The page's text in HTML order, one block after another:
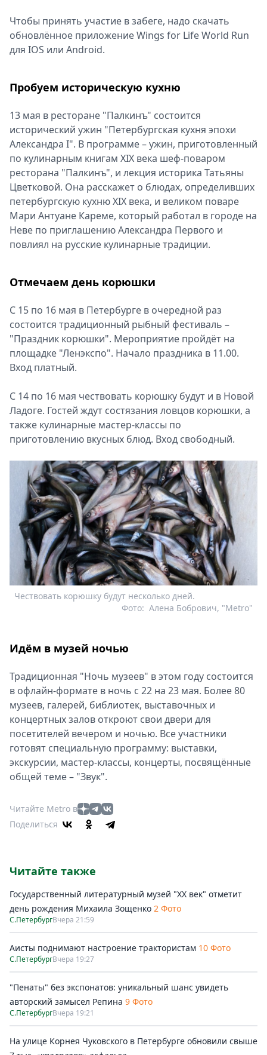
Чтобы принять участие в забеге, надо скачать
обновлённое приложение Wings for Life World Run
для IOS или Android.
Пробуем историческую кухню
13 мая в ресторане "Палкинъ" состоится
исторический ужин "Петербургская кухня эпохи
Александра I". В программе – ужин, приготовленный
по кулинарным книгам XIX века шеф-поваром
ресторана "Палкинъ", и лекция историка Татьяны
Цветковой. Она расскажет о блюдах, определивших
петербургскую кухню XIX века, и великом поваре
Мари Антуане Кареме, который работал в городе на
Неве по приглашению Александра Первого и
повлиял на русские кулинарные традиции.
Отмечаем день корюшки
С 15 по 16 мая в Петербурге в очередной раз
состоится традиционный рыбный фестиваль –
"Праздник корюшки". Мероприятие пройдёт на
площадке "Ленэкспо". Начало праздника в 11.00.
Вход платный.
С 14 по 16 мая чествовать корюшку будут и в Новой
Ладоге. Гостей ждут состязания ловцов корюшки, а
также кулинарные мастер-классы по
приготовлению вкусных блюд. Вход свободный.
Чествовать корюшку будут несколько дней.
Алена Бобрович, "Metro"
Фото:
Идём в музей ночью
Традиционная "Ночь музеев" в этом году состоится
в офлайн-формате в ночь с 22 на 23 мая. Более 80
музеев, галерей, библиотек, выставочных и
концертных залов откроют свои двери для
посетителей вечером и ночью. Все участники
готовят специальную программу: выставки,
экскурсии, мастер-классы, концерты, посвящённые
общей теме – "Звук".
Читайте Metro в
Поделиться
Читайте также
Государственный литературный музей "ХХ век" отметит
день рождения Михаила Зощенко 2 Фото
С.ПетербургВчера 21:59
Аисты поднимают настроение трактористам 10 Фото
С.ПетербургВчера 19:27
"Пенаты" без экспонатов: уникальный шанс увидеть
авторский замысел Репина 9 Фото
С.ПетербургВчера 19:21
На улице Корнея Чуковского в Петербурге обновили свыше